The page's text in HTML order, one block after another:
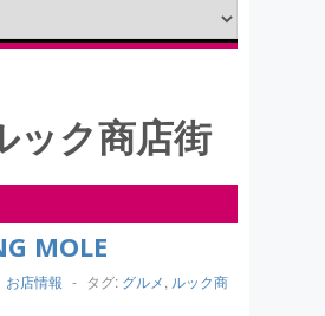
ック商店街
MOLE
お店情報 - タグ: グルメ, ルック商